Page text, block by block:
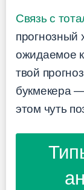
Связь с
ожидаемое
твой
букмекера
этом чуть